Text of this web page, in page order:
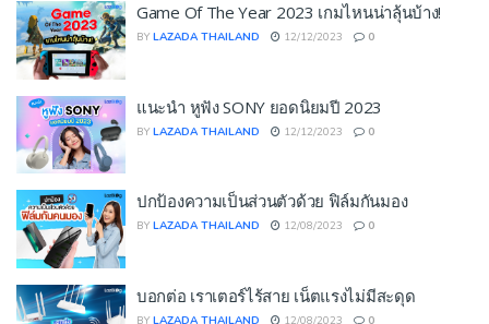
Game Of The Year 2023 เกมไหนน่าลุ้นบ้าง!
BY LAZADA THAILAND 12/12/2023 0
แนะนำ หูฟัง SONY ยอดนิยมปี 2023
BY LAZADA THAILAND 12/12/2023 0
ปกป้องความเป็นส่วนตัวด้วย ฟิล์มกันมอง
BY LAZADA THAILAND 12/08/2023 0
บอกต่อ เราเตอร์ไร้สาย เน็ตแรงไม่มีสะดุด
BY LAZADA THAILAND 12/08/2023 0